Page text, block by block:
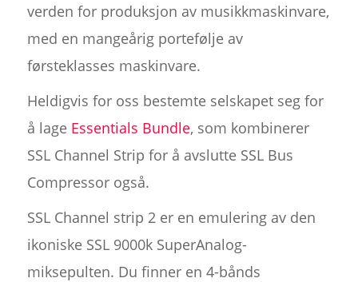
verden for produksjon av musikkmaskinvare,
med en mangeårig portefølje av
førsteklasses maskinvare.
Heldigvis for oss bestemte selskapet seg for
å lage Essentials Bundle, som kombinerer
SSL Channel Strip for å avslutte SSL Bus
Compressor også.
SSL Channel strip 2 er en emulering av den
ikoniske SSL 9000k SuperAnalog-
miksepulten. Du finner en 4-bånds